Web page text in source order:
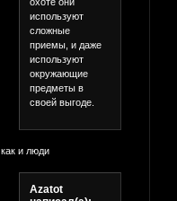
используют
сложные
приемы, и даже
используют
окружающие
предметы в
своей выгоде.
как и люди
Azatot